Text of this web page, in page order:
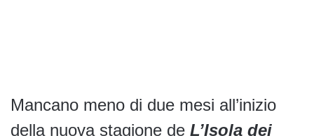
Mancano meno di due mesi all’inizio
della nuova stagione de L’Isola dei